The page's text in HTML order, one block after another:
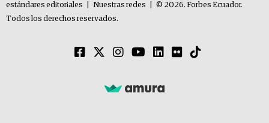
estándares editoriales
Nuestras redes
© 2026. Forbes Ecuador.
Todos los derechos reservados.